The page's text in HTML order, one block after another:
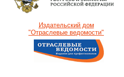
Издательский дом
"Отраслевые ведомости"